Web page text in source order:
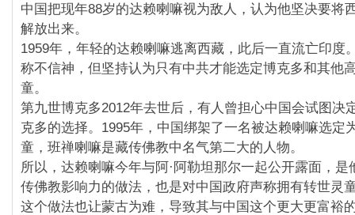
中国把现年88岁的达赖喇嘛视为敌人，认为他坚决要将
解放出来。
1959年，年轻的达赖喇嘛逃离西藏，此后一直流亡印度
称不信神，但坚持认为只有中共才能选定博克多和其他
童。
第九世博克多2012年去世后，有人曾担心中国会试图决
克多的选择。1995年，中国绑架了一名被达赖喇嘛选定
童，班禅喇嘛是藏传佛教中名气第二大的人物。
所以，达赖喇嘛今年与阿·阿勒坦那尔一起公开露面，是
传佛教影响力的做法，也是对中国政府声称拥有转世灵
这个做法也让蒙古为难，导致其与中国这个更大更富裕